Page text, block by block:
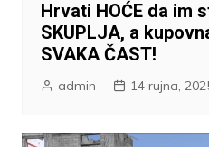
Hrvati HOĆE da im
SKUPLJA, a
SVAKA ČAST!
admin 14 rujna,